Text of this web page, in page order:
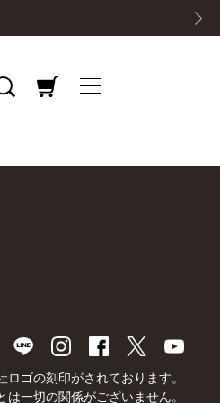
ゴの刻印がされております。
一切の関係がございません。